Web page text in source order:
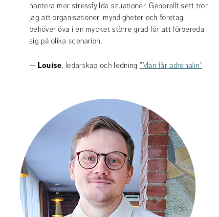
hantera mer stressfyllda situationer. Generellt sett tror
jag att organisationer, myndigheter och företag
behöver öva i en mycket större grad för att förbereda
sig på olika scenarion.
— Louise, ledarskap och ledning "Man får adrenalin"